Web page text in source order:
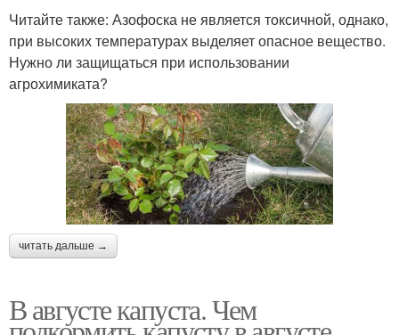
Читайте также: Азофоска не является токсичной, однако,
при высоких температурах выделяет опасное вещество.
Нужно ли защищаться при использовании
агрохимиката?
читать дальше →
В августе капуста. Чем